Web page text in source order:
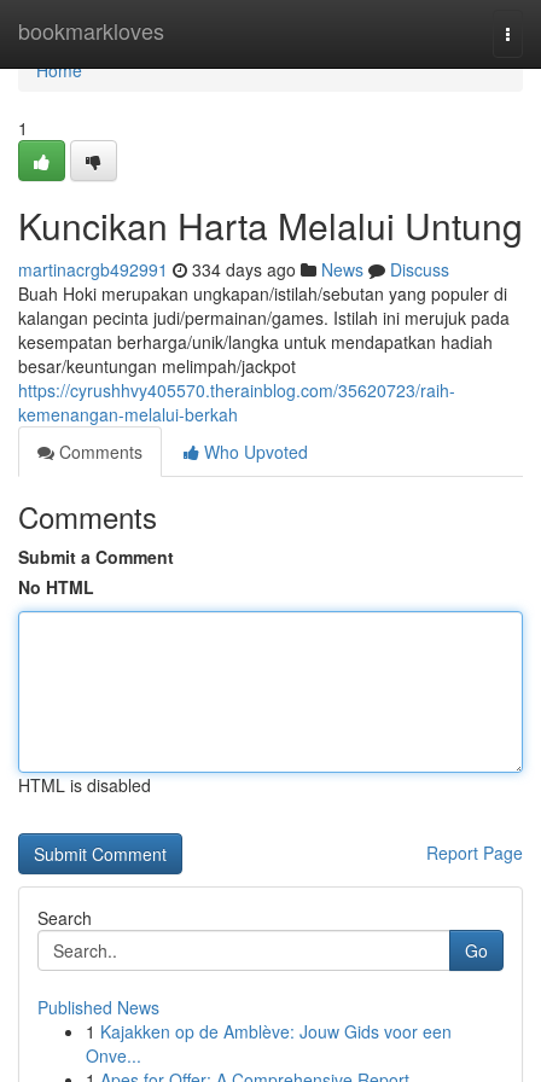
bookmarkloves
Home
Home
1
Kuncikan Harta Melalui Untung
martinacrgb492991 334 days ago News
Discuss
Buah Hoki merupakan ungkapan/istilah/sebutan yang populer di
kalangan pecinta judi/permainan/games. Istilah ini merujuk pada
kesempatan berharga/unik/langka untuk mendapatkan hadiah
besar/keuntungan melimpah/jackpot
https://cyrushhvy405570.therainblog.com/35620723/raih-
kemenangan-melalui-berkah
Comments
Who Upvoted
Comments
Submit a Comment
No HTML
HTML is disabled
Report Page
Search
Go
Published News
1 Kajakken op de Amblève: Jouw Gids voor een
Onve...